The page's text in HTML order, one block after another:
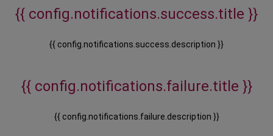
{{ config.notifications.success.title }}
{{ config.notifications.success.description }}
{{ config.notifications.failure.title }}
{{ config.notifications.failure.description }}